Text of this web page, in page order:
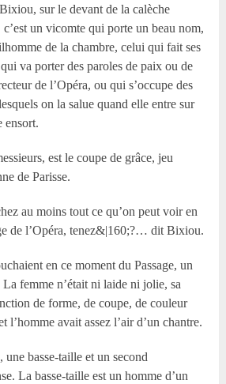
sur le devant de la calèche
un vicomte qui porte un beau nom,
de la chambre, celui qui fait ses
va porter des paroles de paix ou de
de l’Opéra, ou qui s’occupe des
on la salue quand elle entre sur
ensort.
est le coupe de grâce, jeu
de Parisse.
au moins tout ce qu’on peut voir en
de l’Opéra, tenez&|160;?… dit Bixiou.
en ce moment du Passage, un
femme n’était ni laide ni jolie, sa
de forme, de coupe, de couleur
l’homme avait assez l’air d’un chantre.
basse-taille et un second
La basse-taille est un homme d’un